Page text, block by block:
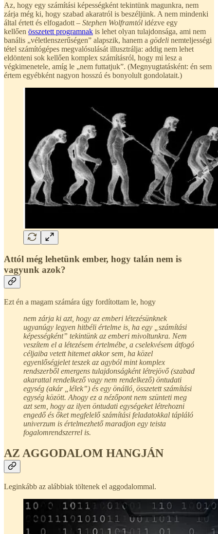
Az, hogy egy számítási képességként tekintünk magunkra, nem
zárja még ki, hogy szabad akaratról is beszéljünk. A nem mindenki
által értett és elfogadott – Stephen Wolframtól idézve egy
kellően összetett programnak is lehet olyan tulajdonsága, ami nem
banális „véletlenszerűségen” alapszik, hanem a gödeli nemteljességi
tétel számítógépes megvalósulását illusztrálja: addig nem lehet
eldönteni sok kellően komplex számításról, hogy mi lesz a
végkimenetele, amíg le „nem futtatjuk”. (Megnyugtatásként: én sem
értem egyébként nagyon hosszú és bonyolult gondolatait.)
Attól még lehetünk ember, hogy talán nem is
vagyunk azok?
Ezt én a magam számára úgy fordítottam le, hogy
nem zárja ki azt, hogy az emberi létezésünknek
ugyanúgy legyen hitbéli értelme is, ha egy „számítási
képességként” tekintünk az emberi mivoltunkra. Nem
veszítem el a létezésem értelmébe, a cselekvésem átfogó
céljaiba vetett hitemet akkor sem, ha közel
egyenlőségjelet teszek az agyból mint komplex
rendszerből emergens tulajdonságként létrejövő (szabad
akarattal rendelkező vagy nem rendelkező) öntudati
egység (akár „lélek”) és egy önálló, összetett számítási
egység között. Ahogy ez a nézőpont nem szünteti meg
azt sem, hogy az ilyen öntudati egységeket létrehozni
engedő és őket megfelelő számítási feladatokkal tápláló
univerzum is értelmezhető maradjon egy teista
fogalomrendszerrel is.
AZ AGGODALOM HANGJÁN
Leginkább az alábbiak töltenek el aggodalommal.